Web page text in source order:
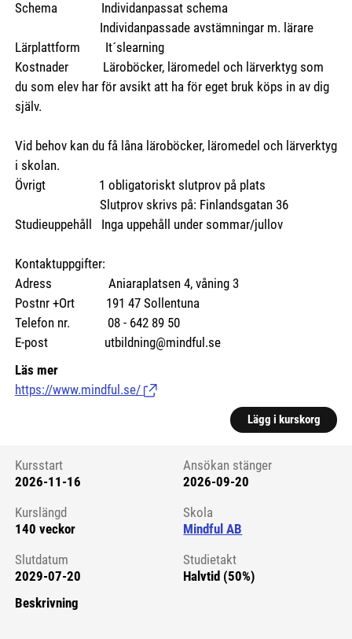
Schema Individanpassat schema
Individanpassade avstämningar m. lärare
Lärplattform It´slearning
Kostnader Läroböcker, läromedel och lärverktyg som
du som elev har för avsikt att ha för eget bruk köps in av dig
själv.
Vid behov kan du få låna läroböcker, läromedel och lärverktyg
i skolan.
Övrigt 1 obligatoriskt slutprov på plats
Slutprov skrivs på: Finlandsgatan 36
Studieuppehåll Inga uppehåll under sommar/jullov
Kontaktuppgifter:
Adress Aniaraplatsen 4, våning 3
Postnr +Ort 191 47 Sollentuna
Telefon nr. 08 - 642 89 50
E-post utbildning@mindful.se
Läs mer
https://www.mindful.se/ (Länk till extern sida.)
Lägg i kurskorg
Kursstart 6221419
Kursstart
2026-11-16
Ansökan stänger
2026-09-20
Kurslängd
140 veckor
Skola
Mindful AB
Slutdatum
2029-07-20
Studietakt
Halvtid (50%)
Beskrivning